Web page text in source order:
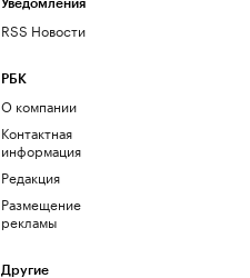
Уведомления
RSS Новости
РБК
О компании
Контактная
информация
Редакция
Размещение
рекламы
Другие